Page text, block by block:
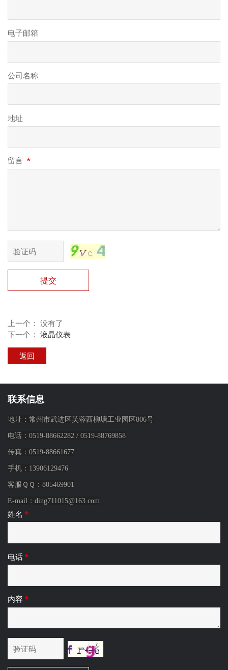
电子邮箱
公司名称
地址
留言 *
提交
上一个： 没有了
下一个：液晶仪表
返回
联系信息
地址：常州市武进区芙蓉西柳塘工业园区806号
电话：0519-88662282/0519-88769858
传真：0519-88661677
手机： 13906129476
客服ＱＱ：805469901
E-mail：ding711015@163.com
姓名 *
电话*
内容 *